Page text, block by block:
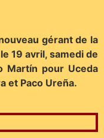
gérant de la
19 avril, samedi de
Martín pour Uceda
et Paco Ureña.